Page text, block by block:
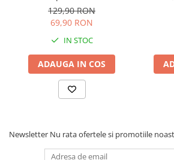
Articole hranire bebelusi
Biberoane, tetine si accesorii
Scaune de masa bebe
Carti pentru copii
Atlase si enciclopedii pentru copii
Carti pentru Bebelusi
Casute si corturi copii
Colaci, ochelari si accesorii inot
Bratarilor din elastic ,
Rainbow Loom Bands , 3500
piese , Multicolor
129,90 RON
69,90 RON
IN STOC
ADAUGA IN COS
Newsletter Nu rata ofertele si promotiile